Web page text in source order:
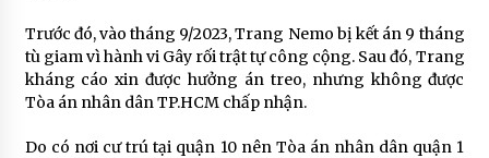
Trước đó, vào tháng 9/2023, Trang Nemo bị kết án 9 tháng
tù giam vì hành vi Gây rối trật tự công cộng. Sau đó, Trang
kháng cáo xin được hưởng án treo, nhưng không được
Tòa án nhân dân TP.HCM chấp nhận.
Do có nơi cư trú tại quận 10 nên Tòa án nhân dân quận 1